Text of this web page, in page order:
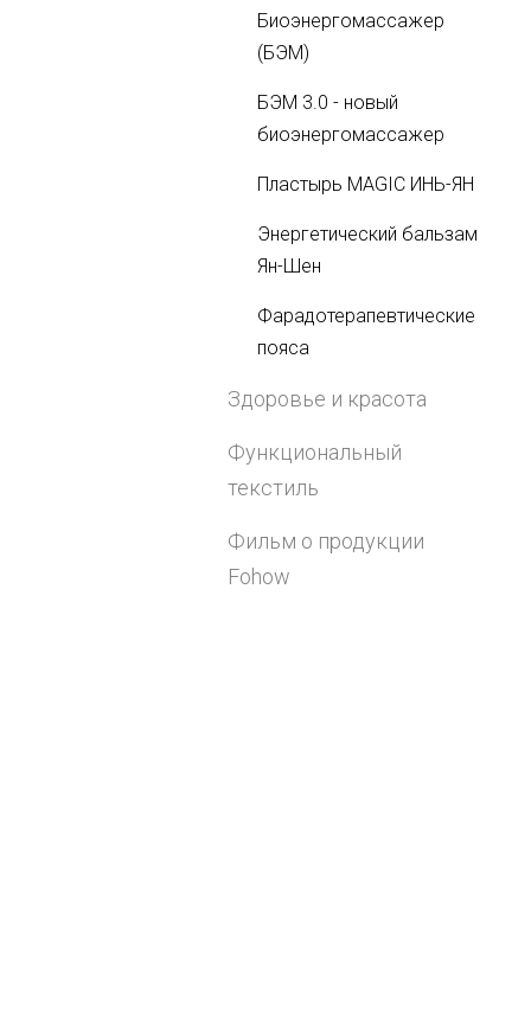
Биоэнергомассажер
(БЭМ)
БЭМ 3.0 - новый
биоэнергомассажер
Пластырь MAGIC ИНЬ-ЯН
Энергетический бальзам
Ян-Шен
Фарадотерапевтические
пояса
Здоровье и красота
Функциональный
текстиль
Фильм о продукции
Fohow